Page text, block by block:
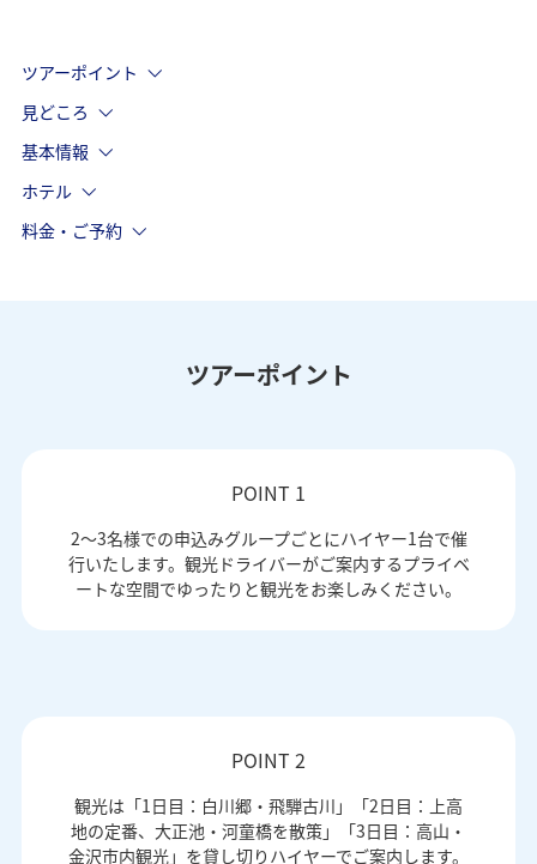
ツアーポイント
見どころ
基本情報
ホテル
料金・ご予約
ツアーポイント
POINT 1
2～3名様での申込みグループごとにハイヤー1台で催
行いたします。観光ドライバーがご案内するプライベ
ートな空間でゆったりと観光をお楽しみください。
POINT 2
観光は「1日目：白川郷・飛騨古川」「2日目：上高
地の定番、大正池・河童橋を散策」「3日目：高山・
金沢市内観光」を貸し切りハイヤーでご案内します。